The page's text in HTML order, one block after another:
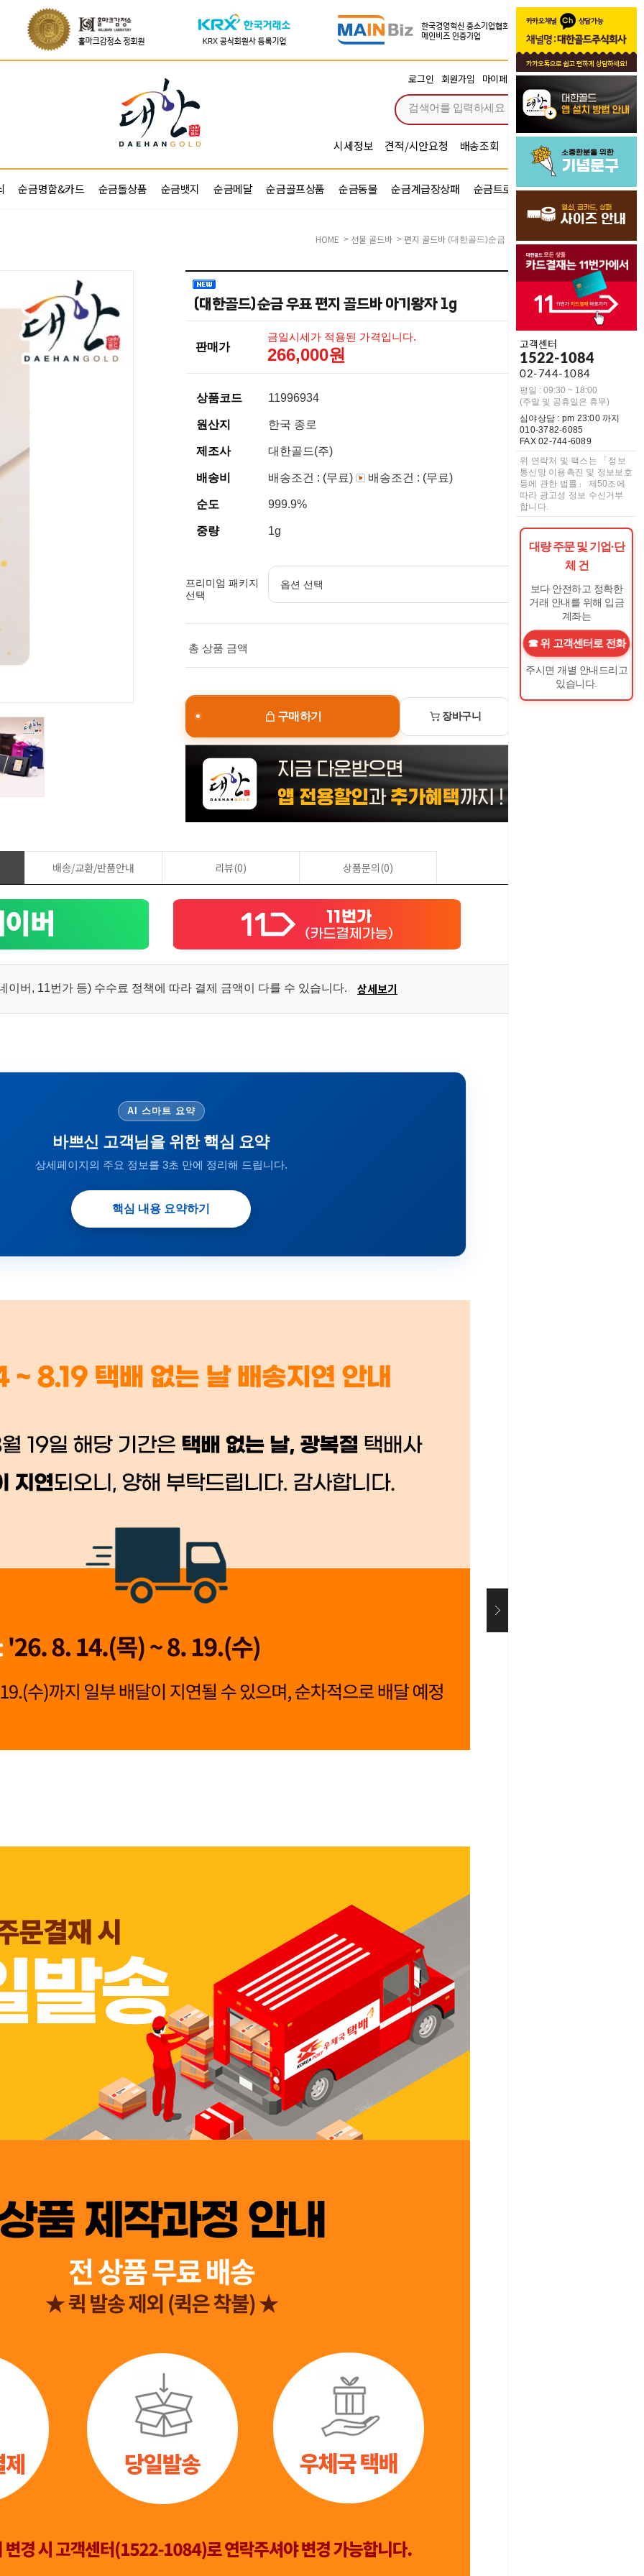
로그인 회원가입 마이페이지 주문조회 장바구니 0
시세정보 견적/시안요청 배송조회 시안확인 기념문구예문
순금명함&카드 순금돌상품 순금뱃지 순금메달 순금골프상품 순금동물 순금계급장상패 순금트로피 순금기업반지
고객센터
1522-1084
02-744-1084
평일 : 09:30 ~ 18:00
(주말 및 공휴일은 휴무)
심야상담 : pm 23:00 까지
010-3782-6085
FAX 02-744-6089
위 연락처 및 팩스는 「정보
통신망 이용촉진 및 정보보호
등에 관한 법률」 제50조에
따라 광고성 정보 수신거부
합니다.
대량 주문 및 기업·단
체 건
보다 안전하고 정확한
거래 안내를 위해 입금
계좌는
위 고객센터로 전화
주시면 개별 안내드리고
있습니다.
HOME > 선물 골드바 > 편지 골드바 (대한골드)순금 우표 편지 골드바 아기왕자 1g
(대한골드)순금 우표 편지 골드바 아기왕자 1g
판매가
금일시세가 적용된 가격입니다.
266,000원
상품코드 11996934
원산지 한국 종로
제조사 대한골드(주)
배송비 배송조건 : (무료) 배송조건 : (무료)
순도 999.9%
중량 1g
프리미엄 패키지
선택
총 상품 금액 0 원
구매하기 장바구니
배송/교환/반품안내 리뷰(0) 상품문의(0)
이버, 11번가 등) 수수료 정책에 따라 결제 금액이 다를 수 있습니다. 상세보기
AI 스마트 요약
바쁘신 고객님을 위한 핵심 요약
상세페이지의 주요 정보를 3초 만에 정리해 드립니다.
핵심 내용 요약하기
👍 네, 도움 됐어요 👎 아뇨, 아쉬워요